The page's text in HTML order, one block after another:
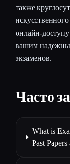
также
онлайн-
вашим
экзаменов.
Часто
What is
Past